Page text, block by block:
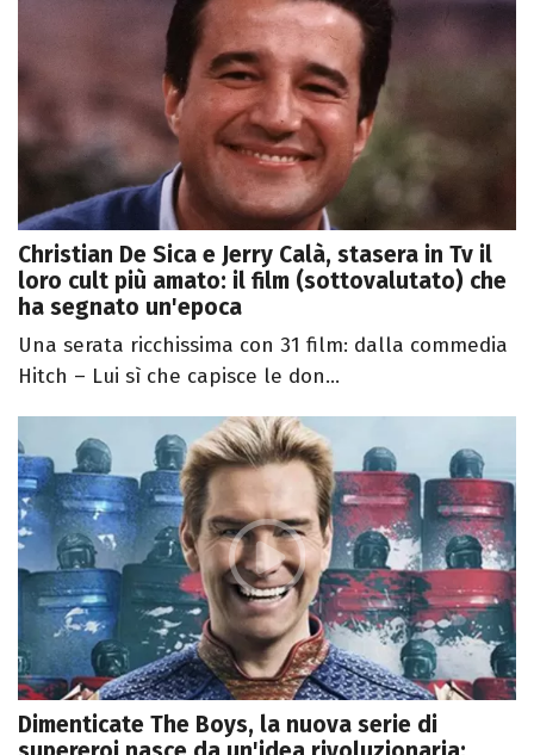
Christian De Sica e Jerry Calà, stasera in Tv il
loro cult più amato: il film (sottovalutato) che
ha segnato un'epoca
Una serata ricchissima con 31 film: dalla commedia
Hitch – Lui sì che capisce le don...
Dimenticate The Boys, la nuova serie di